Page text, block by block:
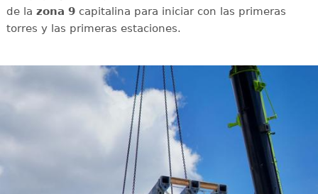
de la zona 9capitalina para iniciar con las primeras
torres y las primeras estaciones.